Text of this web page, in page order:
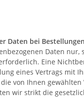
Daten bei Bestellungen
Daten
Eine
eines Vertrags mit
von Ihnen
wir strikt die